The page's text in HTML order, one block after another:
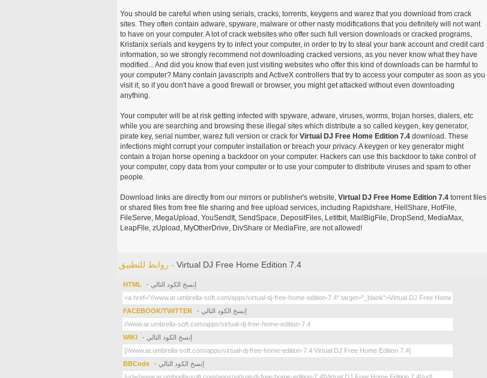
You should be careful when using serials, cracks, torrents, keygens and warez that you download from crack
sites. They often contain adware, spyware, malware or other nasty modifications that you definitely will not want
to have on your computer. A lot of crack websites who offer such full version downloads or cracked programs,
Kristanix serials and keygens try to infect your computer, in order to try to steal your bank account and credit card
information, so we strongly recommend not downloading cracked versions, as you never know what they have
modified... And did you know that even just visiting websites who offer this kind of downloads can be harmful to
your computer? Many contain javascripts and ActiveX controllers that try to access your computer as soon as you
visit it, so if you don't have a good firewall or browser, you might get attacked without even downloading
anything.
Your computer will be at risk getting infected with spyware, adware, viruses, worms, trojan horses, dialers, etc
while you are searching and browsing these illegal sites which distribute a so called keygen, key generator,
pirate key, serial number, warez full version or crack for Virtual DJ Free Home Edition 7.4download. These
infections might corrupt your computer installation or breach your privacy. A keygen or key generator might
contain a trojan horse opening a backdoor on your computer. Hackers can use this backdoor to take control of
your computer, copy data from your computer or to use your computer to distribute viruses and spam to other
people.
Download links are directly from our mirrors or publisher's website, Virtual DJ Free Home Edition 7.4torrent files
or shared files from free file sharing and free upload services, including Rapidshare, HellShare, HotFile,
FileServe, MegaUpload, YouSendIt, SendSpace, DepositFiles, Letitbit, MailBigFile, DropSend, MediaMax,
LeapFile, zUpload, MyOtherDrive, DivShare or MediaFire, are not allowed!
روابط للتطبيق - Virtual DJ Free Home Edition 7.4
HTML - إنسخ الكود التالي
FACEBOOK/TWITTER - إنسخ الكود التالي
WIKI - إنسخ الكود التالي
BBCode - إنسخ الكود التالي